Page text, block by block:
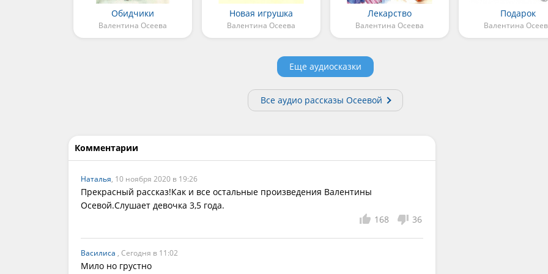
Обидчики
Валентина Осеева
Новая игрушка
Валентина Осеева
Лекарство
Валентина Осеева
Подарок
Валентина
Еще аудиосказки
Все аудио рассказы Осеевой
Комментарии
Наталья, 10 ноября 2020 в 19:26
Прекрасный рассказ!Как и все остальные произведения Валентины
Осевой.Слушает девочка 3,5 года.
168
36
Василиса , Сегодня в 11:02
Мило но грустно